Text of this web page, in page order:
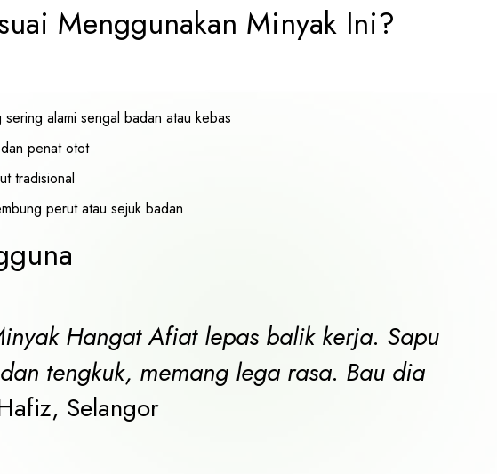
Menggunakan Minyak Ini?
alami sengal badan atau kebas
penat otot
tradisional
perut atau sejuk badan
Hangat Afiat lepas balik kerja. Sapu
tengkuk, memang lega rasa. Bau dia
Selangor